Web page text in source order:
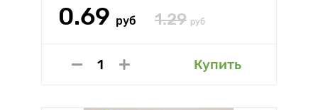
0.69 руб 1.29 руб
Купить